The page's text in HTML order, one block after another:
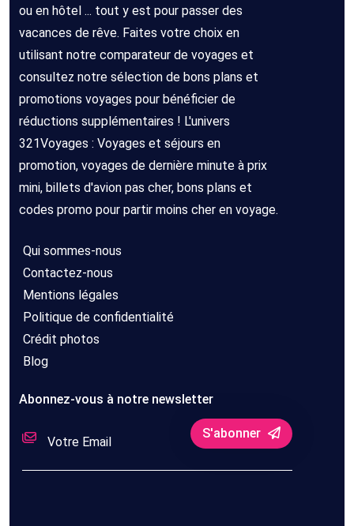
ou en hôtel ... tout y est pour passer des
vacances de rêve. Faites votre choix en
utilisant notre comparateur de voyages et
consultez notre sélection de bons plans et
promotions voyages pour bénéficier de
réductions supplémentaires ! L'univers
321Voyages : Voyages et séjours en
promotion, voyages de dernière minute à prix
mini, billets d'avion pas cher, bons plans et
codes promo pour partir moins cher en voyage.
Qui sommes-nous
Contactez-nous
Mentions légales
Politique de confidentialité
Crédit photos
Blog
Abonnez-vous à notre newsletter
S'abonner